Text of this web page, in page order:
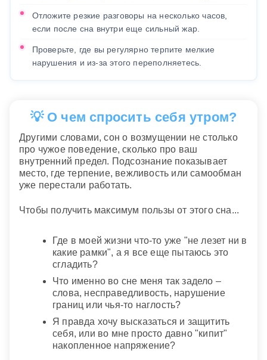
Отложите резкие разговоры на несколько часов,
если после сна внутри еще сильный жар.
Проверьте, где вы регулярно терпите мелкие
нарушения и из-за этого переполняетесь.
💡 О чем спросить себя утром?
Другими словами, сон о возмущении не столько
про чужое поведение, сколько про ваш
внутренний предел. Подсознание показывает
место, где терпение, вежливость или самообман
уже перестали работать.
Чтобы получить максимум пользы от этого сна...
Где в моей жизни что-то уже "не лезет ни в
какие рамки", а я все еще пытаюсь это
сгладить?
Что именно во сне меня так задело –
слова, несправедливость, нарушение
границ или чья-то наглость?
Я правда хочу высказаться и защитить
себя, или во мне просто давно "кипит"
накопленное напряжение?